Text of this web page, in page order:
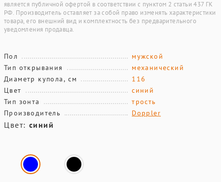
является публичной офертой в соответствии с пунктом 2 статьи 437 ГК
РФ. Производитель оставляет за собой право изменять характеристики
товара, его внешний вид и комплектность без предварительного
уведомления продавца.
Пол
мужской
Тип открывания
механический
Диаметр купола, см
116
Цвет
синий
Тип зонта
трость
Производитель
Doppler
Цвет: синий